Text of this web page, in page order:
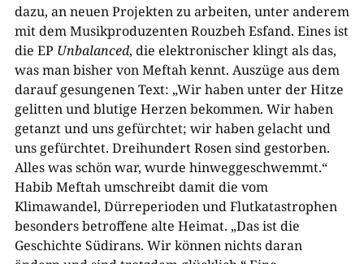
dazu, an neuen Projekten zu arbeiten, unter anderem
mit dem Musikproduzenten Rouzbeh Esfand. Eines ist
die EP Unbalanced, die elektronischer klingt als das,
was man bisher von Meftah kennt. Auszüge aus dem
darauf gesungenen Text: „Wir haben unter der Hitze
gelitten und blutige Herzen bekommen. Wir haben
getanzt und uns gefürchtet; wir haben gelacht und
uns gefürchtet. Dreihundert Rosen sind gestorben.
Alles was schön war, wurde hinweggeschwemmt.“
Habib Meftah umschreibt damit die vom
Klimawandel, Dürreperioden und Flutkatastrophen
besonders betroffene alte Heimat. „Das ist die
Geschichte Südirans. Wir können nichts daran